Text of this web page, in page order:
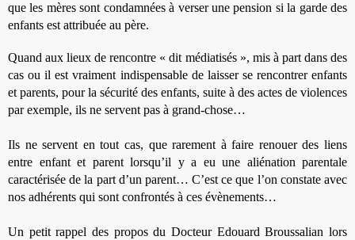
que les mères sont condamnées à verser une pension si la garde des
enfants est attribuée au père.
Quand aux lieux de rencontre « dit médiatisés », mis à part dans des
cas ou il est vraiment indispensable de laisser se rencontrer enfants
et parents, pour la sécurité des enfants, suite à des actes de violences
par exemple, ils ne servent pas à grand-chose…
Ils ne servent en tout cas, que rarement à faire renouer des liens
entre enfant et parent lorsqu’il y a eu une aliénation parentale
caractérisée de la part d’un parent… C’est ce que l’on constate avec
nos adhérents qui sont confrontés à ces évènements…
Un petit rappel des propos du Docteur Edouard Broussalian lors